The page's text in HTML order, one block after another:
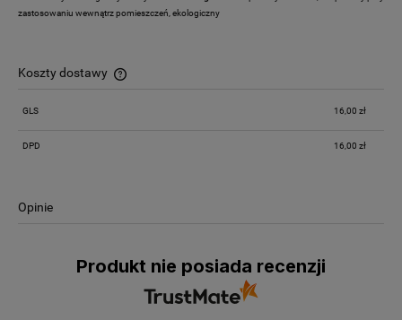
zastosowaniu wewnątrz pomieszczeń, ekologiczny
Koszty dostawy
Cena nie zawiera ewentualnych kosztów płatności
GLS 16,00 zł
DPD 16,00 zł
Opinie
Produkt nie posiada recenzji